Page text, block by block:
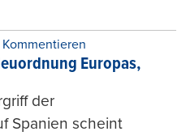
Kommentieren
Europas,
der
Spanien scheint